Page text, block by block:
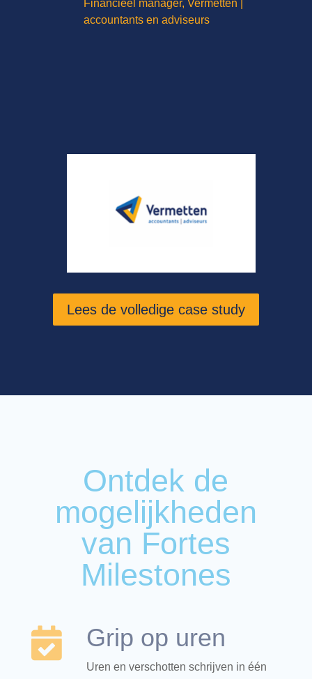
Financieel manager, Vermetten |
accountants en adviseurs
Lees de volledige case study
Ontdek de
mogelijkheden
van Fortes
Milestones
 Grip op uren
Uren en verschotten schrijven in één